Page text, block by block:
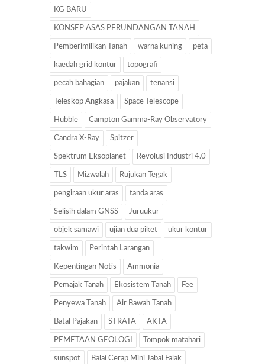
KG BARU
KONSEP ASAS PERUNDANGAN TANAH
Pemberimilikan Tanah warna kuning peta
kaedah grid kontur topografi
pecah bahagian pajakan tenansi
Teleskop Angkasa Space Telescope
Hubble Campton Gamma-Ray Observatory
Candra X-Ray Spitzer
Spektrum Eksoplanet Revolusi Industri 4.0
TLS Mizwalah Rujukan Tegak
pengiraan ukur aras tanda aras
Selisih dalam GNSS Juruukur
objek samawi ujian dua piket ukur kontur
takwim Perintah Larangan
Kepentingan Notis Ammonia
Pemajak Tanah Ekosistem Tanah Fee
Penyewa Tanah Air Bawah Tanah
Batal Pajakan STRATA AKTA
PEMETAAN GEOLOGI Tompok matahari
sunspot Balai Cerap Mini Jabal Falak